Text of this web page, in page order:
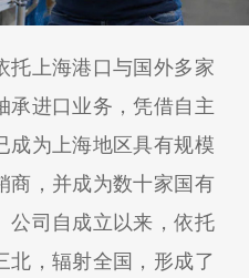
托上海港口与国外多家
承进口业务，凭借自主
成为上海地区具有规模
商，并成为数十家国有
公司自成立以来，依托
北，辐射全国，形成了